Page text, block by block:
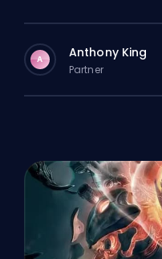
A Anthony King
Partner